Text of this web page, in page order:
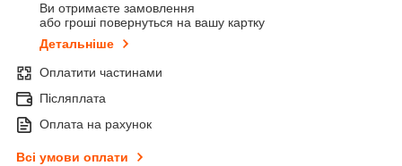
Ви отримаєте замовлення
або гроші повернуться на вашу картку
Детальніше
Оплатити частинами
Післяплата
Оплата на рахунок
Всі умови оплати